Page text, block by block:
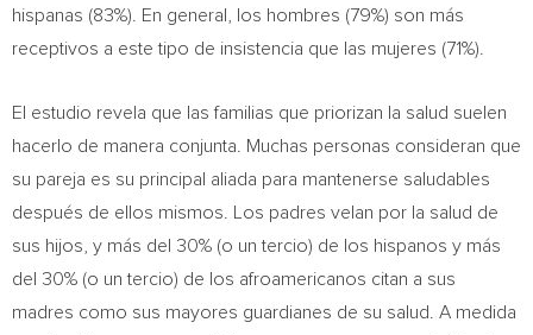
hispanas (83%). En general, los hombres (79%) son más
receptivos a este tipo de insistencia que las mujeres (71%).
El estudio revela que las familias que priorizan la salud suelen
hacerlo de manera conjunta. Muchas personas consideran que
su pareja es su principal aliada para mantenerse saludables
después de ellos mismos. Los padres velan por la salud de
sus hijos, y más del 30% (o un tercio) de los hispanos y más
del 30% (o un tercio) de los afroamericanos citan a sus
madres como sus mayores guardianes de su salud. A medida